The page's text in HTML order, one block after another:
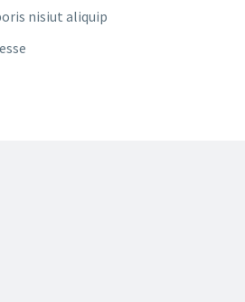
nisiut aliquip